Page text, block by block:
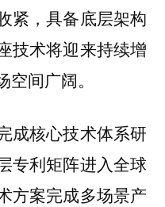
紧，具备底层架构
技术将迎来持续增
间广阔。
成核心技术体系研
专利矩阵进入全球
方案完成多场景产